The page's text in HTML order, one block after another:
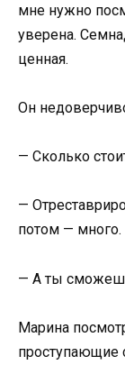
мне нужно
уверена.
ценная.
Он
— Сколько
—
потом — много.
— А ты
Марина
проступающие